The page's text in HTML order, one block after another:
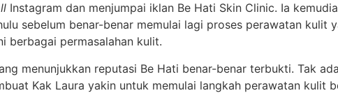
Instagram dan menjumpai iklan Be Hati Skin Clinic. Ia
sebelum benar-benar memulai lagi proses perawatan kulit
berbagai permasalahan kulit.
menunjukkan reputasi Be Hati benar-benar terbukti. Tak
Kak Laura yakin untuk memulai langkah perawatan kulit